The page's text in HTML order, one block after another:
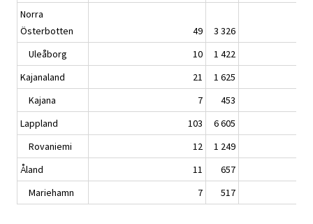
Norra
Österbotten
49
3 326
Uleåborg
10
1 422
Kajanaland
21
1 625
Kajana
7
453
Lappland
103
6 605
Rovaniemi
12
1 249
Åland
11
657
Mariehamn
7 517